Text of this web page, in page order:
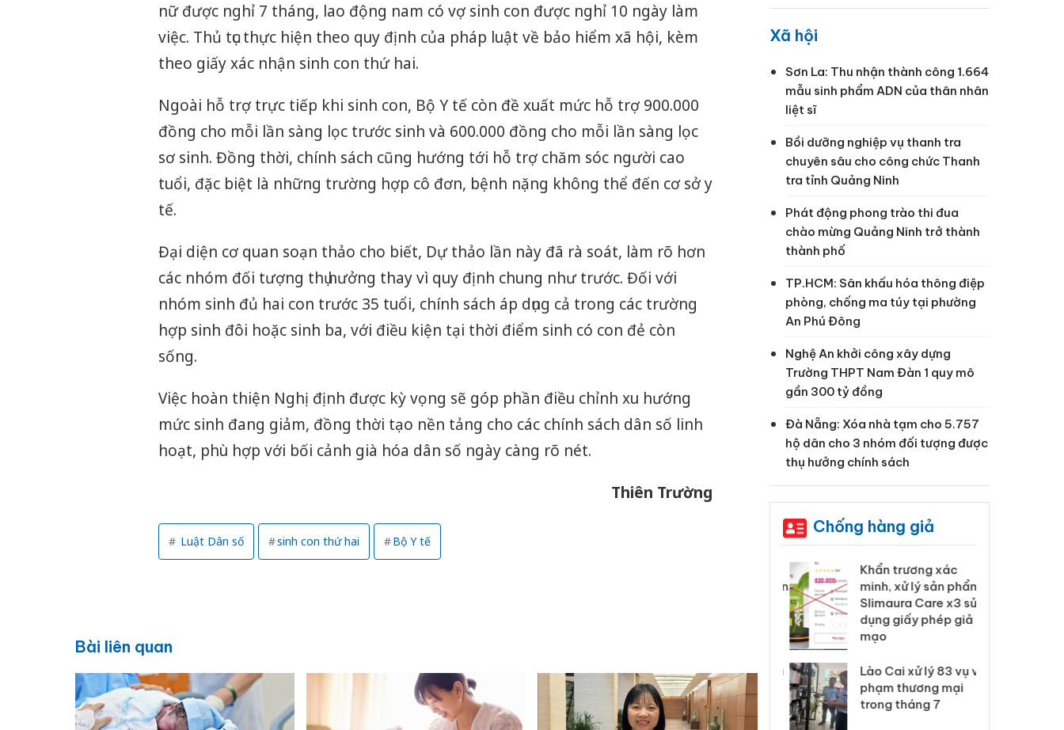
nữ được nghỉ 7 tháng, lao động nam có vợ sinh con được nghỉ 10 ngày làm
việc. Thủ tục thực hiện theo quy định của pháp luật về bảo hiểm xã hội, kèm
theo giấy xác nhận sinh con thứ hai.
Ngoài hỗ trợ trực tiếp khi sinh con, Bộ Y tế còn đề xuất mức hỗ trợ 900.000
đồng cho mỗi lần sàng lọc trước sinh và 600.000 đồng cho mỗi lần sàng lọc
sơ sinh. Đồng thời, chính sách cũng hướng tới hỗ trợ chăm sóc người cao
tuổi, đặc biệt là những trường hợp cô đơn, bệnh nặng không thể đến cơ sở y
tế.
Đại diện cơ quan soạn thảo cho biết, Dự thảo lần này đã rà soát, làm rõ hơn
các nhóm đối tượng thụ hưởng thay vì quy định chung như trước. Đối với
nhóm sinh đủ hai con trước 35 tuổi, chính sách áp dụng cả trong các trường
hợp sinh đôi hoặc sinh ba, với điều kiện tại thời điểm sinh có con đẻ còn
sống.
Việc hoàn thiện Nghị định được kỳ vọng sẽ góp phần điều chỉnh xu hướng
mức sinh đang giảm, đồng thời tạo nền tảng cho các chính sách dân số linh
hoạt, phù hợp với bối cảnh già hóa dân số ngày càng rõ nét.
Thiên Trường
Luật Dân số sinh con thứ hai Bộ Y tế
Bài liên quan
Xã hội
Sơn La: Thu nhận thành công 1.664
mẫu sinh phẩm ADN của thân nhân
liệt sĩ
Bồi dưỡng nghiệp vụ thanh tra
chuyên sâu cho công chức Thanh
tra tỉnh Quảng Ninh
Phát động phong trào thi đua
chào mừng Quảng Ninh trở thành
thành phố
TP.HCM: Sân khấu hóa thông điệp
phòng, chống ma túy tại phường
An Phú Đông
Nghệ An khởi công xây dựng
Trường THPT Nam Đàn 1 quy mô
gần 300 tỷ đồng
Đà Nẵng: Xóa nhà tạm cho 5.757
hộ dân cho 3 nhóm đối tượng được
thụ hưởng chính sách
Chống hàng giả
Công an Thanh Hóa
tìm bị hại trong vụ
án sản xuất, buôn
bán yến sào giả
Khẩn trương xác
minh, xử lý sản phẩm
Slimaura Care x3 sử
dụng giấy phép giả
mạo
Lào Cai xử lý 83 vụ vi
phạm thương mại
trong tháng 7